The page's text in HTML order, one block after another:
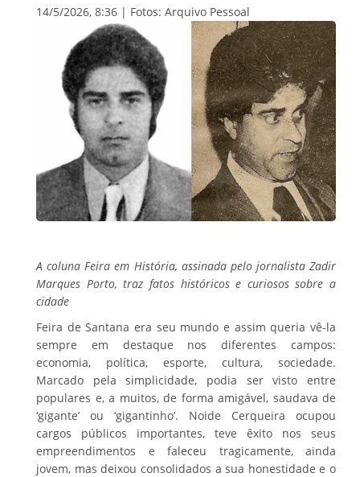
14/5/2026, 8:36 | Fotos: Arquivo Pessoal
A coluna Feira em História, assinada pelo jornalista Zadir
Marques Porto, traz fatos históricos e curiosos sobre a
cidade
Feira de Santana era seu mundo e assim queria vê-la
sempre em destaque nos diferentes campos:
economia, política, esporte, cultura, sociedade.
Marcado pela simplicidade, podia ser visto entre
populares e, a muitos, de forma amigável, saudava de
‘gigante’ ou ‘gigantinho’. Noide Cerqueira ocupou
cargos públicos importantes, teve êxito nos seus
empreendimentos e faleceu tragicamente, ainda
jovem, mas deixou consolidados a sua honestidade e o